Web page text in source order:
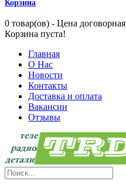
Корзина
0 товар(ов) - Цена договорная
Корзина пуста!
Главная
О Нас
Новости
Контакты
Доставка и оплата
Вакансии
Отзывы